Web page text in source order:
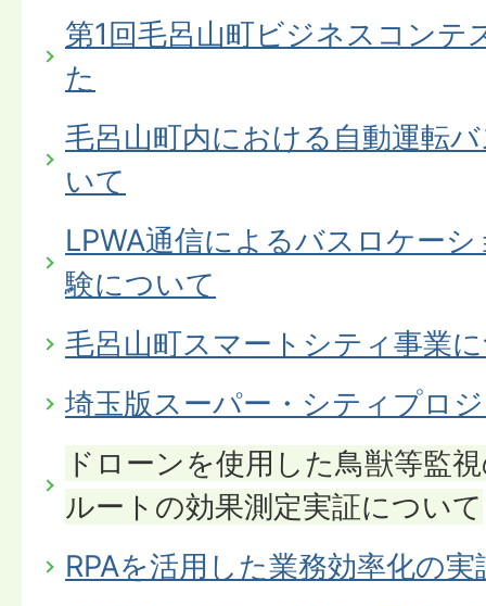
第1回毛呂山町ビジネスコンテ
た
毛呂山町内における自動運転
いて
LPWA通信によるバスロケー
験について
毛呂山町スマートシティ事業
埼玉版スーパー・シティプロ
ドローンを使用した鳥獣等監
ルートの効果測定実証について
RPAを活用した業務効率化の